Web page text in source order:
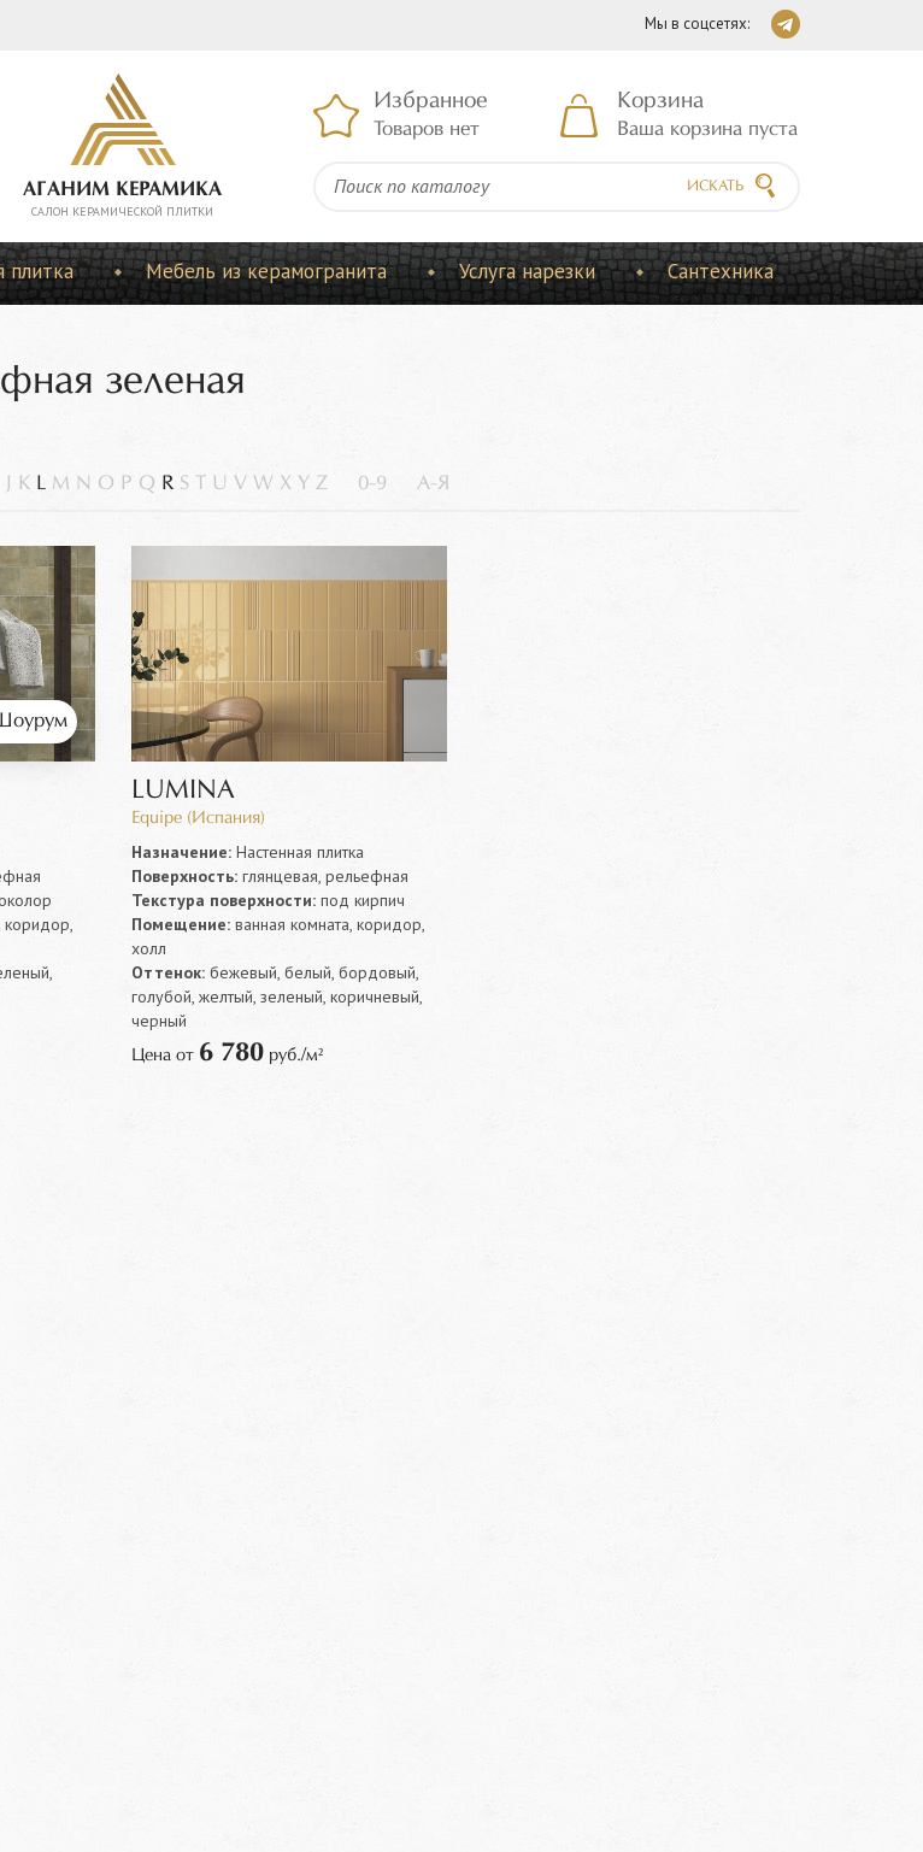
Мы в соцсетях:
АГАНИМ КЕРАМИКА
CАЛОН КЕРАМИЧЕСКОЙ ПЛИТКИ
Избранное
Товаров нет
Корзина
Ваша корзина пуста
ИСКАТЬ
плитка Мебель из керамогранита Услуга нарезки Сантехника
зеленая
K L M N O P Q R S U V W X Y Z 0-9 А-Я
коридор,
LUMINA
Equipe (Испания)
Назначение:Настенная плитка
Поверхность:глянцевая, рельефная
Текстура поверхности:под кирпич
Помещение:ванная комната, коридор,
холл
Оттенок:бежевый, белый, бордовый,
голубой, желтый, зеленый, коричневый,
черный
Цена от 6 780руб./м²